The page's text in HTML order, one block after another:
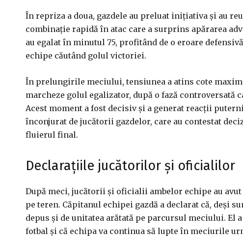
În repriza a doua, gazdele au preluat inițiativa și au
combinație rapidă în atac care a surprins apărarea
au egalat în minutul 75, profitând de o eroare
echipe căutând golul victoriei.
În prelungirile meciului, tensiunea a atins cote
marcheze golul egalizator, după o fază
Acest moment a fost decisiv și a generat reacții
înconjurat de jucătorii gazdelor, care au contestat
fluierul final.
Declarațiile jucătorilor și oficialilor
După meci, jucătorii și oficialii ambelor echipe au
pe teren. Căpitanul echipei gazdă a declarat că, deși
depus și de unitatea arătată pe parcursul meciului. El
fotbal și că echipa va continua să lupte în meciurile